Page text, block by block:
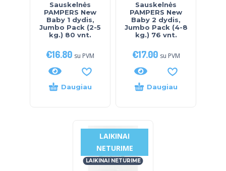
Sauskelnės
PAMPERS New
Baby 1 dydis,
Jumbo Pack (2-5
kg.) 80 vnt.
€16.80 su PVM
Daugiau
Sauskelnės
PAMPERS New
Baby 2 dydis,
Jumbo Pack (4-8
kg.) 76 vnt.
€17.00 su PVM
Daugiau
LAIKINAI
NETURIME
LAIKINAI NETURIME